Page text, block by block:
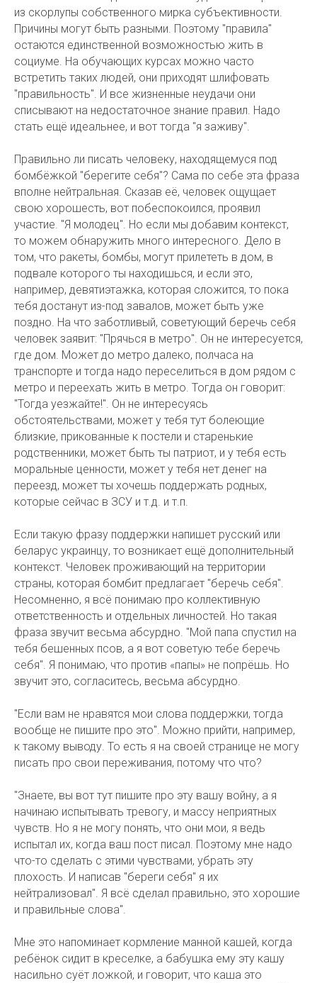
из скорлупы собственного мирка субъективности.
Причины могут быть разными. Поэтому "правила"
остаются единственной возможностью жить в
социуме. На обучающих курсах можно часто
встретить таких людей, они приходят шлифовать
"правильность". И все жизненные неудачи они
списывают на недостаточное знание правил. Надо
стать ещё идеальнее, и вот тогда "я заживу".
Правильно ли писать человеку, находящемуся под
бомбёжкой "берегите себя"? Сама по себе эта фраза
вполне нейтральная. Сказав её, человек ощущает
свою хорошесть, вот побеспокоился, проявил
участие. "Я молодец". Но если мы добавим контекст,
то можем обнаружить много интересного. Дело в
том, что ракеты, бомбы, могут прилететь в дом, в
подвале которого ты находишься, и если это,
например, девятиэтажка, которая сложится, то пока
тебя достанут из-под завалов, может быть уже
поздно. На что заботливый, советующий беречь себя
человек заявит: "Прячься в метро". Он не интересуется,
где дом. Может до метро далеко, полчаса на
транспорте и тогда надо переселиться в дом рядом с
метро и переехать жить в метро. Тогда он говорит:
"Тогда уезжайте!". Он не интересуясь
обстоятельствами, может у тебя тут болеющие
близкие, прикованные к постели и старенькие
родственники, может быть ты патриот, и у тебя есть
моральные ценности, может у тебя нет денег на
переезд, может ты хочешь поддержать родных,
которые сейчас в ЗСУ и т.д. и т.п.
Если такую фразу поддержки напишет русский или
беларус украинцу, то возникает ещё дополнительный
контекст. Человек проживающий на территории
страны, которая бомбит предлагает "беречь себя".
Несомненно, я всё понимаю про коллективную
ответственность и отдельных личностей. Но такая
фраза звучит весьма абсурдно. "Мой папа спустил на
тебя бешенных псов, а я вот советую тебе беречь
себя". Я понимаю, что против «папы» не попрёшь. Но
звучит это, согласитесь, весьма абсурдно.
"Если вам не нравятся мои слова поддержки, тогда
вообще не пишите про это". Можно прийти, например,
к такому выводу. То есть я на своей странице не могу
писать про свои переживания, потому что что?
"Знаете, вы вот тут пишите про эту вашу войну, а я
начинаю испытывать тревогу, и массу неприятных
чувств. Но я не могу понять, что они мои, я ведь
испытал их, когда ваш пост писал. Поэтому мне надо
что-то сделать с этими чувствами, убрать эту
плохость. И написав "береги себя" я их
нейтрализовал". Я всё сделал правильно, это хорошие
и правильные слова".
Мне это напоминает кормление манной кашей, когда
ребёнок сидит в креселке, а бабушка ему эту кашу
насильно суёт ложкой, и говорит, что каша это